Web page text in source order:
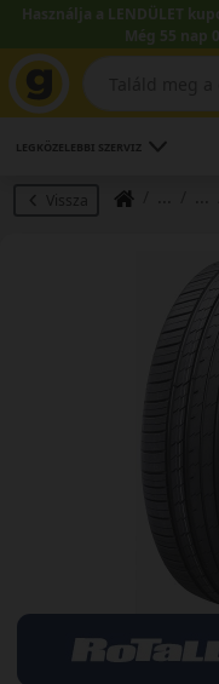
Használja a LENDÜLET
Még 55 nap
LEGKÖZELEBBI SZERVIZ
Vissza